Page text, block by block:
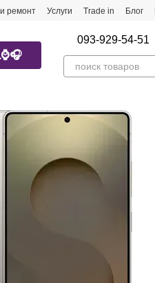
ремонт Услуги Trade in Блог
093-929-54-51